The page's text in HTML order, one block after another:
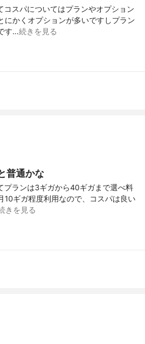
スパについてはプランやオプション
にかくオプションが多いですしプラン
す…続きを見る
普通かな
ランは3ギガから40ギガまで選べ料
10ギガ程度利用なので、コスパは良い
きを見る